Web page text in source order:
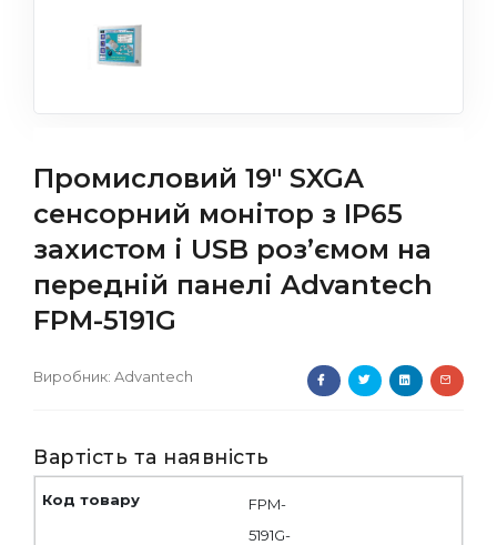
Промисловий 19" SXGA
сенсорний монітор з IP65
захистом і USB роз’ємом на
передній панелі Advantech
FPM-5191G
Виробник: Advantech
Вартість та наявність
FPM-
5191G-